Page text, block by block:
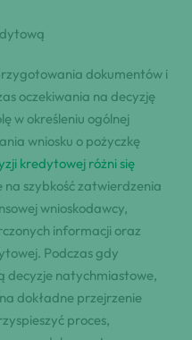
dokumentów i
oczekiwania na decyzję
w określeniu ogólnej
wniosku o pożyczkę
kredytowej różni się
na szybkość zatwierdzenia
wnioskodawcy,
informacji oraz
Podczas gdy
decyzje natychmiastowe,
dokładne przejrzenie
proces,